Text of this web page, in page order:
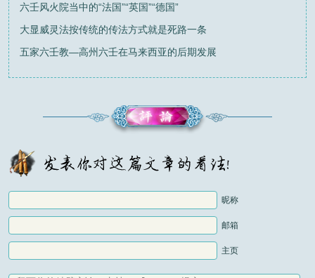
六壬风火院当中的“法国”“英国”“德国”
大显威灵法按传统的传法方式就是死路一条
五家六壬教—高州六壬在马来西亚的后期发展
昵称
邮箱
主页